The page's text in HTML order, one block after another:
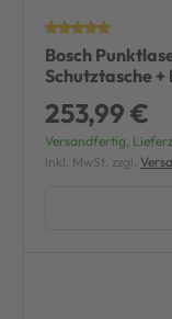
Bosch
Schutztasche +
253,99 €
Versandfertig,
inkl. MwSt. zzgl.